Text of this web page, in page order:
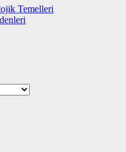
Temelleri